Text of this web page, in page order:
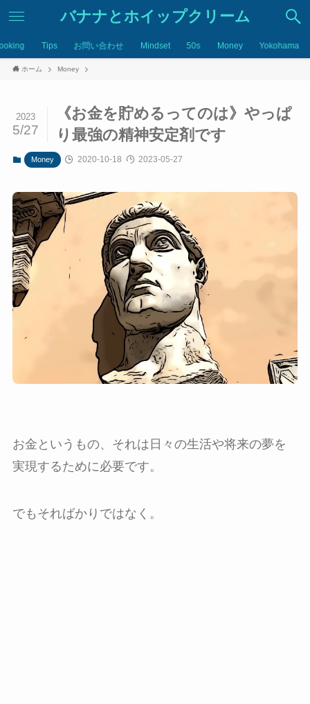
バナナとホイップクリーム
Tips お問い合わせ Mindset 50s Money Yokohama
ホーム Money
《お金を貯めるってのは》やっぱ
り最強の精神安定剤です
2023
5/27
Money 2020-10-18 2023-05-27
お金というもの、それは日々の生活や将来の夢を
実現するために必要です。
でもそればかりではなく。